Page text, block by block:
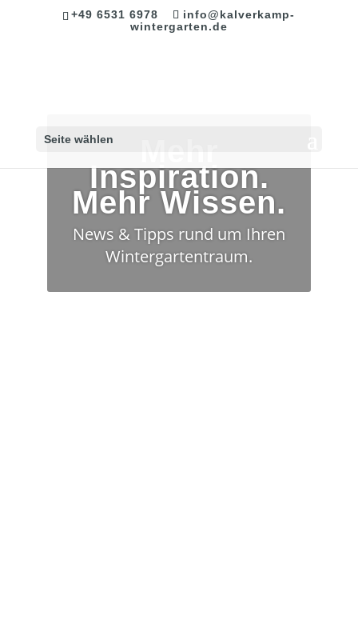
+49 6531 6978
info@kalverkamp-
wintergarten.de
Seite wählen
Inspiration.
Mehr Wissen.
News & Tipps rund um Ihren
Wintergartentraum.